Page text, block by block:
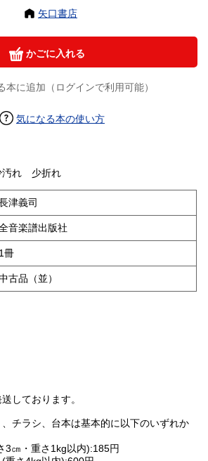
矢口書店
かごに入れる
本に追加（ログインで利用可能）
気になる本の使い方
れ 少折れ
津義司
音楽譜出版社
1冊
古品（並）
しております。
チラシ、台本は基本的に以下のいずれか
3㎝・重さ1kg以内):185円